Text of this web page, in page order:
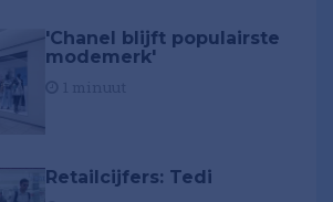
'Chanel blijft populairste
modemerk'
Retailcijfers: Tedi